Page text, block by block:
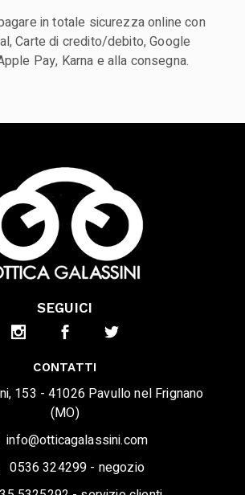
in totale sicurezza online con
Carte di credito/debito, Google
Pay, Karna e alla consegna.
SEGUICI
CONTATTI
153 - 41026 Pavullo nel Frignano
(MO)
info@otticagalassini.com
0536 324299 - negozio